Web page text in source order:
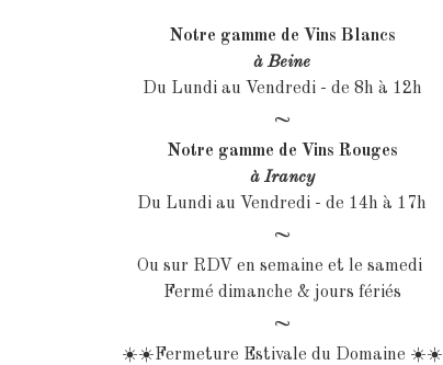
Notre gamme de Vins Blancs
à Beine
Du Lundi au Vendredi - de 8h à 12h
~
Notre gamme de Vins Rouges
à Irancy
Du Lundi au Vendredi - de 14h à 17h
~
Ou sur RDV en semaine et le samedi
Fermé dimanche & jours fériés
~
☀️☀️Fermeture Estivale du Domaine ☀️☀️